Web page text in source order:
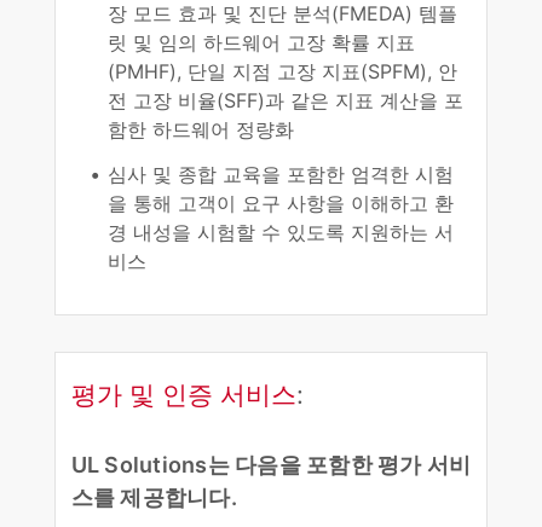
장 모드 효과 및 진단 분석(FMEDA) 템플
릿 및 임의 하드웨어 고장 확률 지표
(PMHF), 단일 지점 고장 지표(SPFM), 안
전 고장 비율(SFF)과 같은 지표 계산을 포
함한 하드웨어 정량화
심사 및 종합 교육을 포함한 엄격한 시험
을 통해 고객이 요구 사항을 이해하고 환
경 내성을 시험할 수 있도록 지원하는 서
비스
평가 및 인증 서비스:
UL Solutions는 다음을 포함한 평가 서비
스를 제공합니다.